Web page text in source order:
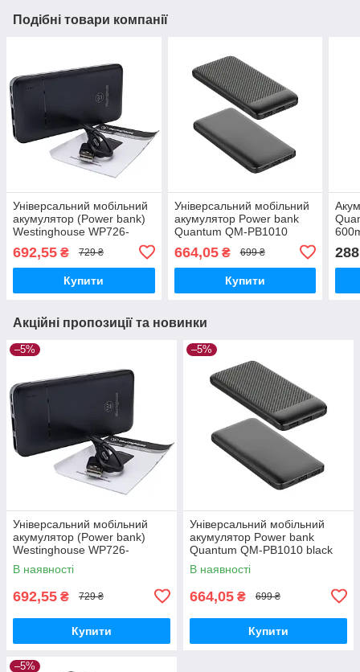
Подібні товари компанії
Універсальний мобільний
акумулятор (Power bank)
Westinghouse WP726-
100HCB 10000mAh 3.7V
692,55 ₴ 729 ₴
Купити
Універсальний мобільний
акумулятор Power bank
Quantum QM-PB1010
black 10 000mAh 3.7V (2-
USB)
664,05₴ 699 ₴
Купити
288
Акційні пропозиції та новинки
–5%
Універсальний мобільний
акумулятор (Power bank)
Westinghouse WP726-
100HCB 10000mAh 3.7V
В наявності
692,55 ₴ 729 ₴
Купити
–5%
Універсальний мобільний
акумулятор Power bank
Quantum QM-PB1010 black
10 000mAh 3.7V (2-USB)
В наявності
664,05 ₴ 699 ₴
Купити
–5%